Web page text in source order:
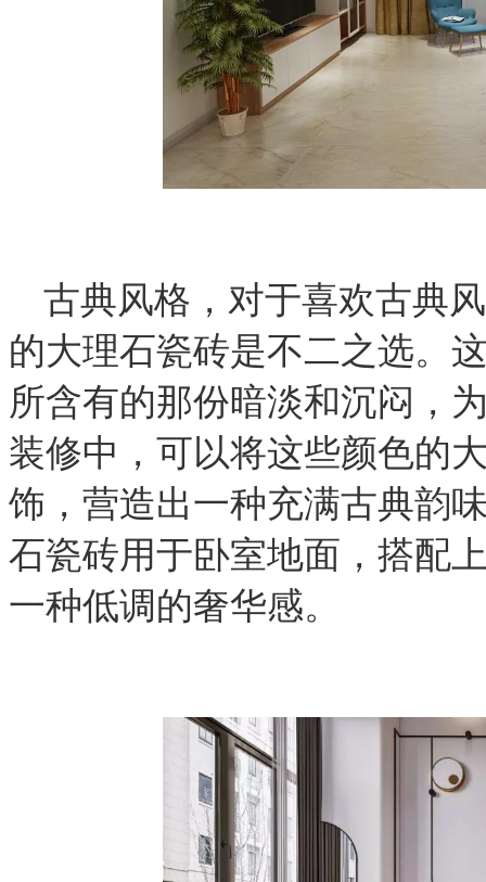
古典风格， 对于喜欢古典
的大理石瓷砖是不二之选。
所含有的那份暗淡和沉闷，
装修中，可以将这些颜色的
饰，营造出一种充满古典韵
石瓷砖用于卧室地面，搭配
一种低调的奢华感。